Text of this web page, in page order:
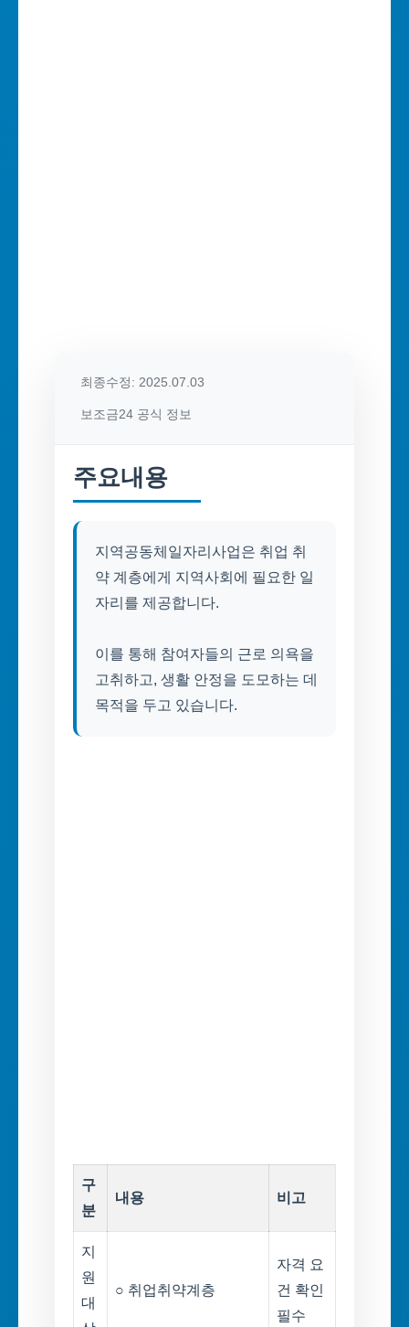
최종수정: 2025.07.03
보조금24 공식 정보
주요내용
지역공동체일자리사업은 취업 취
약 계층에게 지역사회에 필요한 일
자리를 제공합니다.
이를 통해 참여자들의 근로 의욕을
고취하고, 생활 안정을 도모하는 데
목적을 두고 있습니다.
구
분
내용 비고
지
원
대
○ 취업취약계층
자격 요
건 확인
필수